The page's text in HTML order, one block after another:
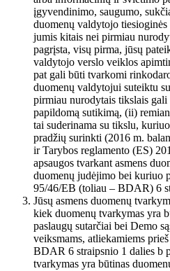
įgyvendinimo, saugumo,
duomenų valdytojo
jumis kitais nei pirmiau
pagrįsta, visų pirma, jūsų
valdytojo verslo veiklos
pat gali būti tvarkomi
duomenų valdytojui suteiktu
pirmiau nurodytais tikslais
papildomą sutikimą, (ii)
tai suderinama su tikslu,
pradžių surinkti (2016 m.
ir Tarybos reglamento (ES)
apsaugos tvarkant asmens
duomenų judėjimo bei kuriuo
95/46/EB (toliau – BDAR) 6
Jūsų asmens duomenų
kiek duomenų tvarkymas yra
paslaugų sutarčiai bei Demo
veiksmams, atliekamiems
BDAR 6 straipsnio 1 dalies b
tvarkymas yra būtinas